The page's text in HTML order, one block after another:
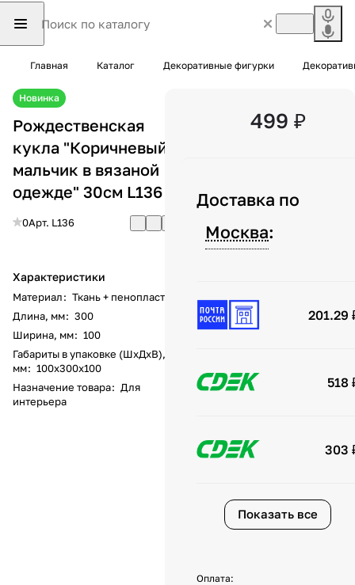
Главная Каталог Декоративные фигурки
Новинка
Рождественская
кукла "Коричневый
мальчик в вязаной
одежде" 30см L136
0Арт. L136
Характеристики
Материал: Ткань + пенопласт
Длина, мм: 300
Ширина, мм: 100
Габариты в упаковке (ШхДхВ),
мм: 100х300х100
Назначение товара: Для
интерьера
499 ₽
Доставка по
Москва:
201.29
518
303
Показать все
Оплата: